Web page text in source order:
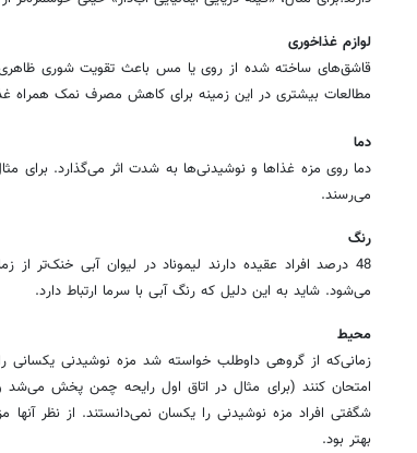
لوازم غذاخوری
قاشق‌های ساخته شده از روی یا مس باعث تقویت شوری
مطالعات بیشتری در این زمینه برای کاهش مصرف نمک همراه
دما
دما روی مزه غذاها و نوشیدنی‌ها به شدت اثر می‌گذارد. برای
می‌رسند.
رنگ
48 درصد افراد عقیده دارند لیموناد در لیوان آبی خنک‌تر
می‌شود. شاید به این دلیل که رنگ آبی با سرما ارتباط دارد.
محیط
زمانی‌که از گروهی داوطلب خواسته شد مزه نوشیدنی
امتحان کنند (برای مثال در اتاق اول رایحه چمن پخش
شگفتی افراد مزه نوشیدنی را یکسان نمی‌دانستند. از نظر
بهتر بود.